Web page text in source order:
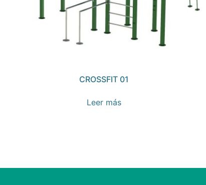
CROSSFIT 01
Leer más